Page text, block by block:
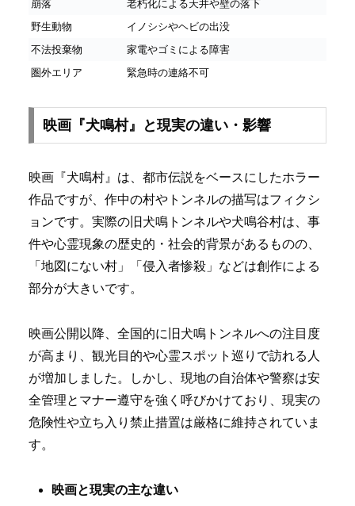
崩落
老朽化による天井や壁の落下
野生動物
イノシシやヘビの出没
不法投棄物
家電やゴミによる障害
圏外エリア
緊急時の連絡不可
映画『犬鳴村』と現実の違い・影響
映画『犬鳴村』は、都市伝説をベースにしたホラー
作品ですが、作中の村やトンネルの描写はフィクシ
ョンです。実際の旧犬鳴トンネルや犬鳴谷村は、事
件や心霊現象の歴史的・社会的背景があるものの、
「地図にない村」「侵入者惨殺」などは創作による
部分が大きいです。
映画公開以降、全国的に旧犬鳴トンネルへの注目度
が高まり、観光目的や心霊スポット巡りで訪れる人
が増加しました。しかし、現地の自治体や警察は安
全管理とマナー遵守を強く呼びかけており、現実の
危険性や立ち入り禁止措置は厳格に維持されていま
す。
映画と現実の主な違い